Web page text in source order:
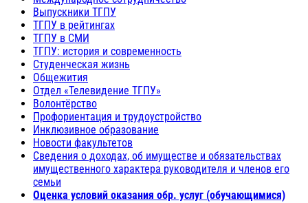
Выпускники ТГПУ
ТГПУ в рейтингах
ТГПУ в СМИ
ТГПУ: история и современность
Студенческая жизнь
Общежития
Отдел «Телевидение ТГПУ»
Волонтёрство
Профориентация и трудоустройство
Инклюзивное образование
Новости факультетов
Сведения о доходах, об имуществе и обязательствах
имущественного характера руководителя и членов его
семьи
Оценка условий оказания обр. услуг (обучающимися)